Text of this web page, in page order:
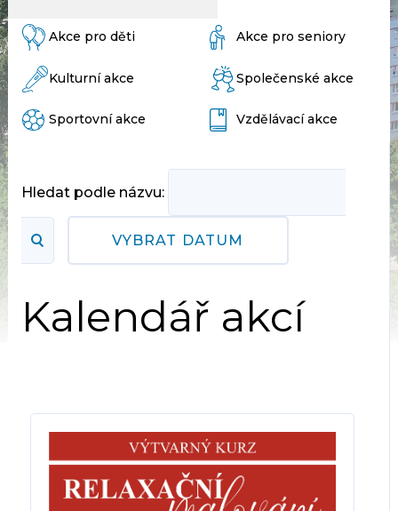
Hledat podle názvu:
VYBRAT DATUM
Kalendář akcí
Akce pro děti Akce pro seniory
Kulturní akce Společenské akce
Sportovní akce Vzdělávací akce